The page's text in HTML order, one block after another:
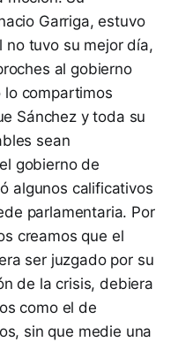
Garriga, estuvo
no tuvo su mejor día,
al gobierno
compartimos
Sánchez y toda su
sean
gobierno de
algunos calificativos
parlamentaria. Por
creamos que el
ser juzgado por su
de la crisis, debiera
como el de
sin que medie una